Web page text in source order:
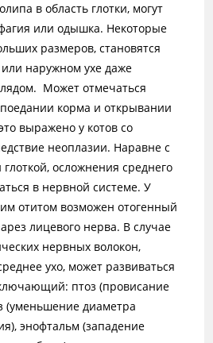
в область глотки, могут
или одышка. Некоторые
размеров, становятся
наружном ухе даже
Может отмечаться
корма и открывании
выражено у котов со
неоплазии. Наравне с
осложнения среднего
в нервной системе. У
отитом возможен отогенный
лицевого нерва. В случае
нервных волокон,
ухо, может развиваться
птоз (провисание
(уменьшение диаметра
энофтальм (западение